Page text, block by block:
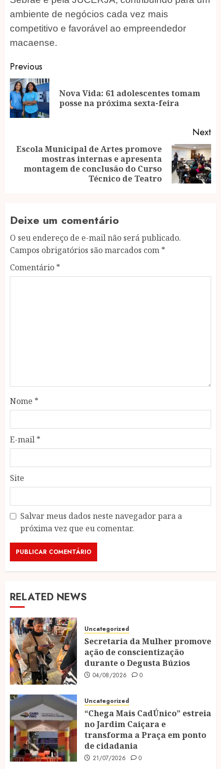
ambiente de negócios cada vez mais
competitivo e favorável ao empreendedor
macaense.
Post
navigation
Previous
Nova Vida: 61 adolescentes tomam
posse na próxima sexta-feira
Next
post:
Escola Municipal de Artes promove
mostras internas e apresenta
montagem de conclusão do Curso
Técnico de Teatro
Deixe um comentário
O seu endereço de e-mail não será publicado.
Campos obrigatórios são marcados com *
Comentário *
Nome *
E-mail *
Site
Salvar meus dados neste navegador para a
próxima vez que eu comentar.
RELATED NEWS
Uncategorized
Secretaria da Mulher promove
ação de conscientização
durante o Degusta Búzios
04/08/2026 0
Uncategorized
“Chega Mais CadÚnico” estreia
no Jardim Caiçara e
transforma a Praça em ponto
de cidadania
21/07/2026 0